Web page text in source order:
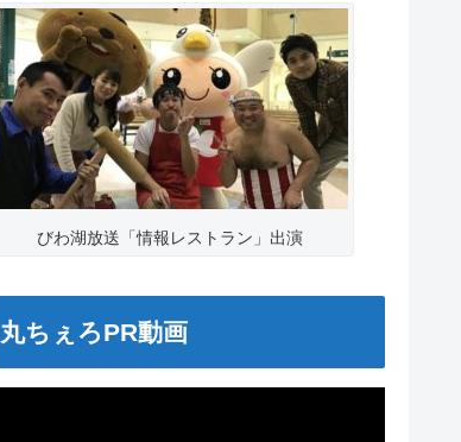
びわ湖放送「情報レストラン」出演
丸ちぇろPR動画